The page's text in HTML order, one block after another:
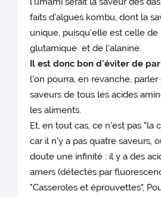
faits d'algues kombu, dont la
unique, puisqu'elle est celle de
glutamique et de l'alanine.
Il est donc bon d'éviter de
l'on pourra, en revanche,
saveurs de tous les acides
les aliments.
Et, en tout cas, ce n'est pas "la
car il n'y a pas quatre saveurs,
doute une infinité : il y a des
amers (détectés par
"Casseroles et éprouvettes",